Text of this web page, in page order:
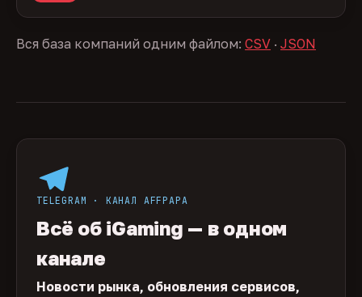
Вся база компаний одним файлом: CSV · JSON
TELEGRAM · КАНАЛ AFFPAPA
Всё об iGaming — в одном
канале
Новости рынка, обновления сервисов,